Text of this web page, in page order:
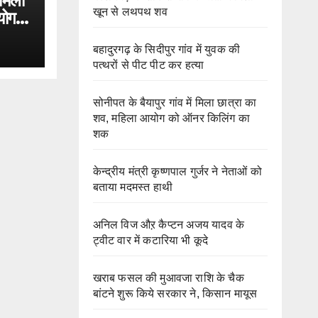
खून से लथपथ शव
बहादुरगढ़ के सिदीपुर गांव में युवक की
पत्थरों से पीट पीट कर हत्या
सोनीपत के बैयापुर गांव में मिला छात्रा का
शव, महिला आयोग को ऑनर किलिंग का
शक
केन्द्रीय मंत्री कृष्णपाल गुर्जर ने नेताओं को
बताया मदमस्त हाथी
अनिल विज औऱ कैप्टन अजय यादव के
ट्वीट वार में कटारिया भी कूदे
खराब फसल की मुआवजा राशि के चैक
बांटने शुरू किये सरकार ने, किसान मायूस